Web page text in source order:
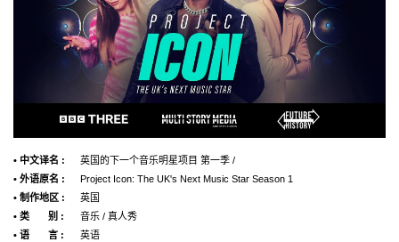
• 中文译名 :
英国的下一个音乐明星项目 第一季 /
• 外语原名 :
Project Icon: The UK's Next Music Star Season 1
• 制作地区 :
英国
• 类 别 :
音乐 / 真人秀
• 语 言 :
英语